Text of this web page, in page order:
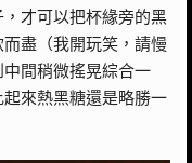
才可以把杯緣旁的黑
盡（我開玩笑，請慢
間稍微搖晃綜合一
來熱黑糖還是略勝一